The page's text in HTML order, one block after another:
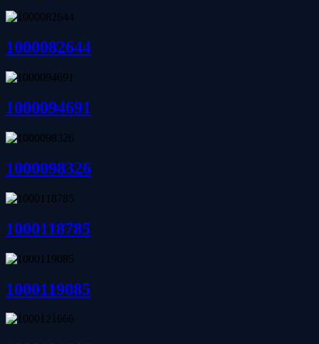
1000082644
1000094691
1000098326
1000118785
1000119085